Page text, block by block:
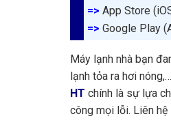
=> App Store
=> Google Play
Máy lạnh nhà bạn
lạnh tỏa ra hơi
HT chính là sự lựa
công mọi lỗi. Liên hệ